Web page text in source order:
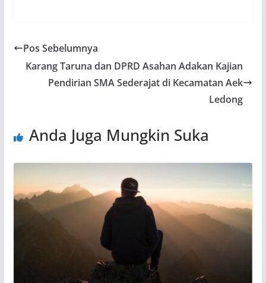
Pos Sebelumnya
Karang Taruna dan DPRD Asahan Adakan Kajian
Pendirian SMA Sederajat di Kecamatan Aek
Ledong
Anda Juga Mungkin Suka